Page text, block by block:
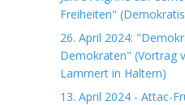
Freiheiten"
26. April 2024:
Demokraten" (Vortrag
Lammert in Haltern)
13. April 2024 - Attac-